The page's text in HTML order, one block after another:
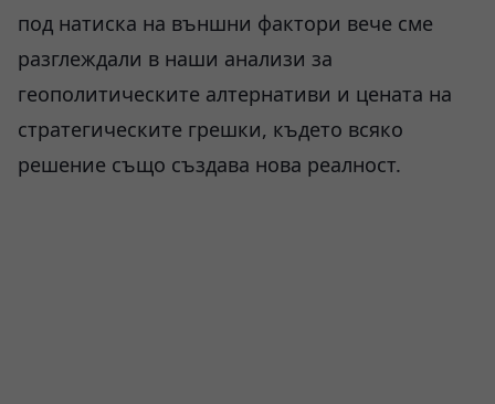
под натиска на външни фактори вече сме
разглеждали в наши анализи за
геополитическите алтернативи и цената на
стратегическите грешки, където всяко
решение също създава нова реалност.